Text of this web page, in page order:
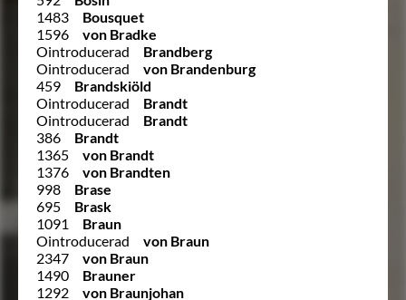
1483
Bousquet
1596
von Bradke
Ointroducerad
Brandberg
Ointroducerad
von Brandenburg
459
Brandskiöld
Ointroducerad
Brandt
Ointroducerad
Brandt
386
Brandt
1365
von Brandt
1376
von Brandten
998
Brase
695
Brask
1091
Braun
Ointroducerad
von Braun
2347
von Braun
1490
Brauner
1292
von Braunjohan